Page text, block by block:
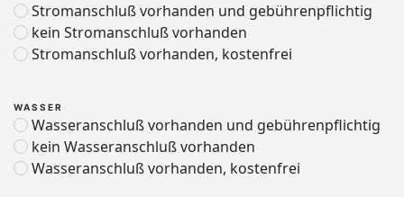
Stromanschluß vorhanden und gebührenpflichtig
kein Stromanschluß vorhanden
Stromanschluß vorhanden, kostenfrei
WASSER
Wasseranschluß vorhanden und gebührenpflichtig
kein Wasseranschluß vorhanden
Wasseranschluß vorhanden, kostenfrei